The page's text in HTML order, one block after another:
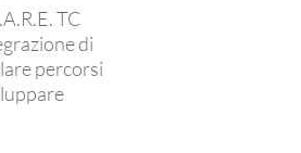
TC
di
percorsi